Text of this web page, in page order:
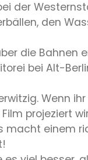
der
den
die Bahnen
bei Alt-
Wenn
projeziert wird.
Es macht einem